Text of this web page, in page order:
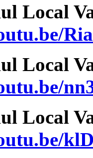
Local
Local
Local